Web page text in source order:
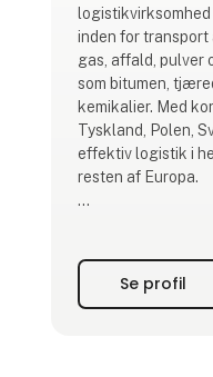
inden for
gas, affald, pulver
som bitumen,
kemikalier. Med
Tyskland, Polen,
effektiv logistik i
resten af Europa.
transportløsninger,
til kundens behov
Se profil